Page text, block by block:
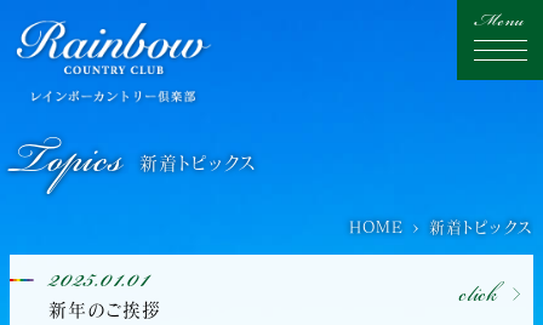
Topics 新着トピックス
HOME 新着トピックス
2025.01.01
新年のご挨拶 click